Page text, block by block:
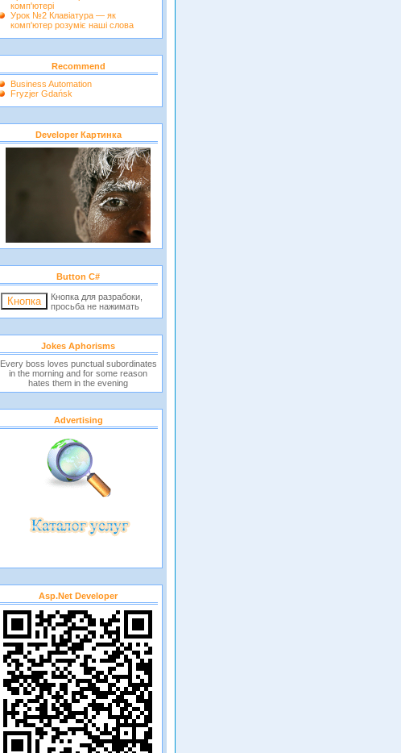
комп'ютері
Урок №2 Клавіатура — як
комп'ютер розуміє наші слова
Recommend
Business Automation
Fryzjer Gdańsk
Developer Картинка
Button C#
Кнопка для разрабоки,
просьба не нажимать
Jokes Aphorisms
Every boss loves punctual subordinates
in the morning and for some reason
hates them in the evening
Advertising
Asp.net Developer